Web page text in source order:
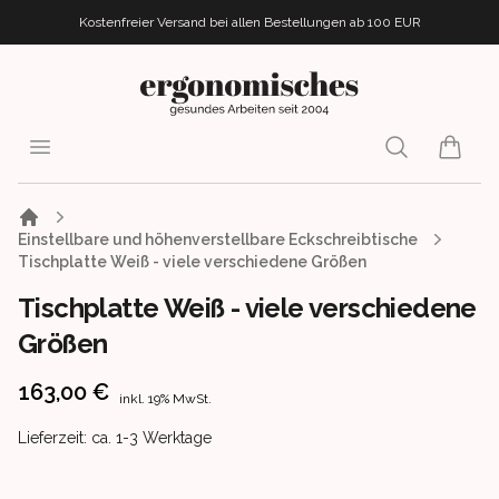
Kostenfreier Versand bei allen Bestellungen ab 100 EUR
ergonomisches.de
Open menu Search
items
Einstellbare und höhenverstellbare Eckschreibtische
Tischplatte Weiß - viele verschiedene Größen
Tischplatte Weiß - viele verschiedene
Größen
Product information
163,00 € inkl. 19% MwSt.
Product delivery information
Lieferzeit: ca. 1-3 Werktage